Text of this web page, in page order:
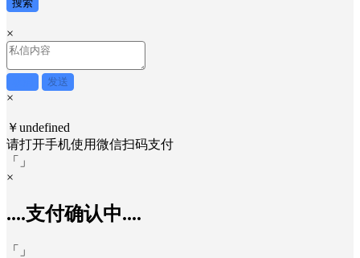
搜索
×
发送
×
￥undefined
请打开手机使用微信扫码支付
「
」
×
....支付确认中....
「
」